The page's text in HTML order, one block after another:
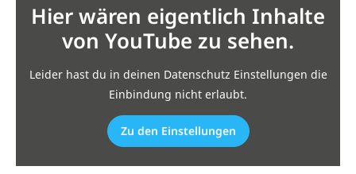
Hier wären eigentlich Inhalte
von YouTube zu sehen.
Leider hast du in deinen Datenschutz Einstellungen die
Einbindung nicht erlaubt.
Zu den Einstellungen